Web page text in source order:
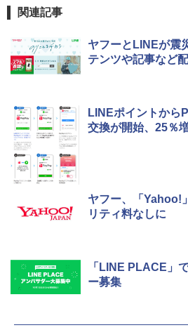
関連記事
ヤフーとLINEが震
テンツや記事など
LINEポイントから
交換が開始、25％
ヤフー、「Yahoo!
リティ料なしに
「LINE PLACE」
ー募集